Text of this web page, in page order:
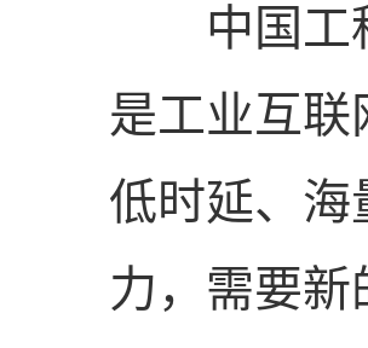
中国工程
是工业互
低时延、海
力，需要